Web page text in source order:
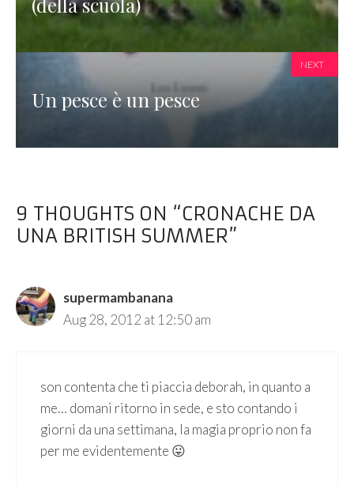
Un pesce è un pesce
NEXT
9 THOUGHTS ON “CRONACHE DA
UNA BRITISH SUMMER”
supermambanana
Aug 28, 2012 at 12:50 am
son contenta che ti piaccia deborah, in quanto a
me… domani ritorno in sede, e sto contando i
giorni da una settimana, la magia proprio non fa
per me evidentemente 😛